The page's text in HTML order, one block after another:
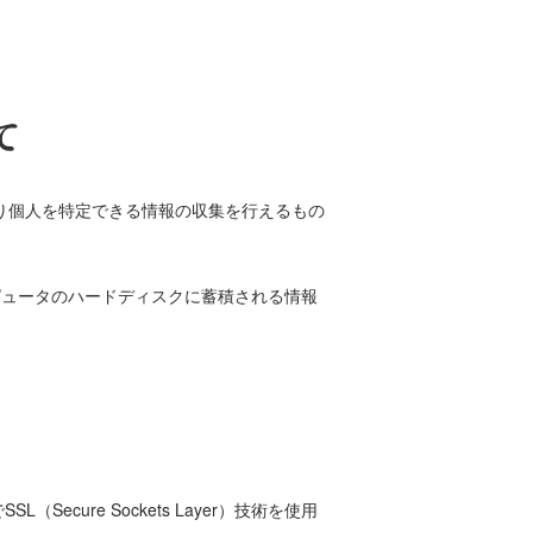
人を特定できる情報の収集を行えるもの
ータのハードディスクに蓄積される情報
（Secure Sockets Layer）技術を使用